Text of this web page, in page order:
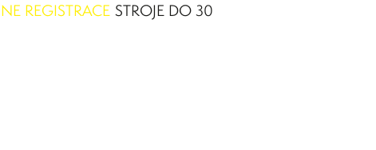
REGISTRACE STROJE DO 30